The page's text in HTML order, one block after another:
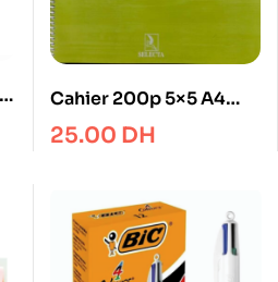
Cahier 200p 5×5 A4
spirale Selecta
25.00 DH